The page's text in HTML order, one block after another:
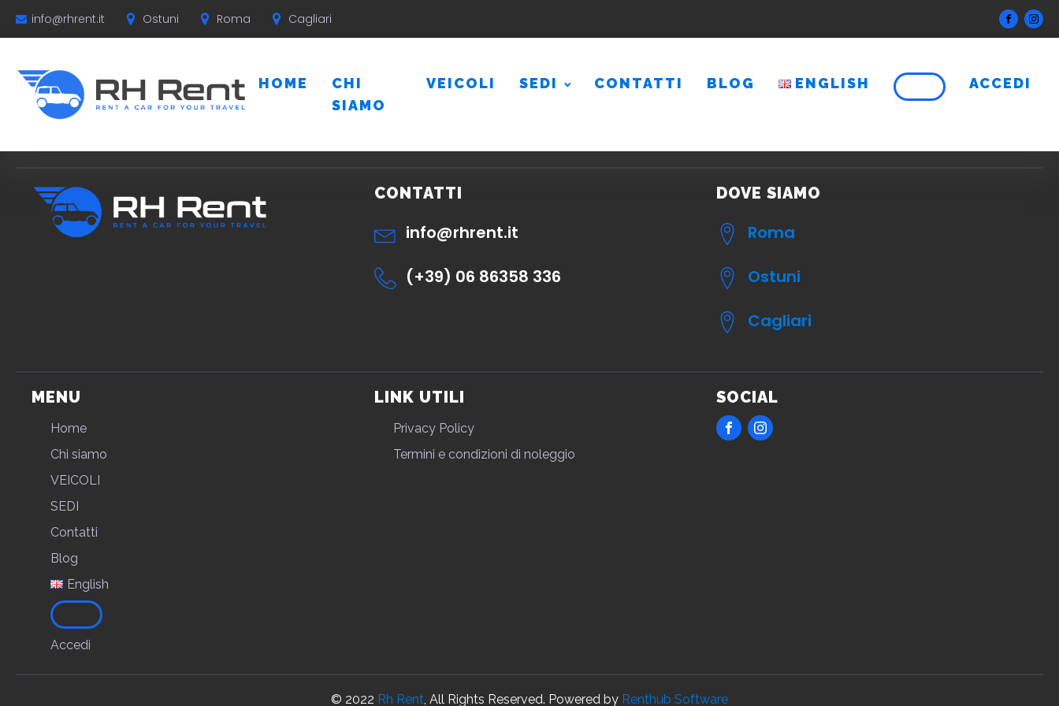
info@rhrent.it Ostuni Roma Cagliari
HOME
CHI
SIAMO
VEICOLI SEDI CONTATTI BLOG ENGLISH ACCEDI
CONTATTI
info@rhrent.it
(+39) 06 86358 336
DOVE SIAMO
Roma
Ostuni
Cagliari
MENU
Home
Chi siamo
VEICOLI
SEDI
Contatti
Blog
English
Accedi
LINK UTILI
Privacy Policy
Termini e condizioni di noleggio
SOCIAL
© 2022 Rh Rent, All Rights Reserved. Powered by Renthub Software